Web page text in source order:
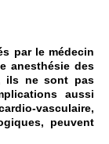
par le médecin
anesthésie des
ils ne sont pas
aussi
vasculaire,
peuvent